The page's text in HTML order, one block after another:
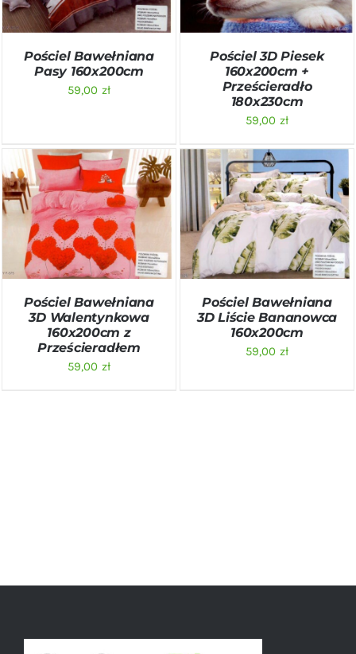
Pościel Bawełniana
Pasy 160x200cm
59,00 zł
Pościel 3D Piesek
160x200cm +
Prześcieradło
180x230cm
59,00 zł
DODAJ DO KOSZYKA
/
SZCZEGÓŁY
Pościel Bawełniana
3D Walentynkowa
160x200cm z
Prześcieradłem
59,00 zł
DODAJ DO KOSZYKA
/
SZCZEGÓŁY
Pościel Bawełniana
3D Liście Bananowca
160x200cm
59,00 zł